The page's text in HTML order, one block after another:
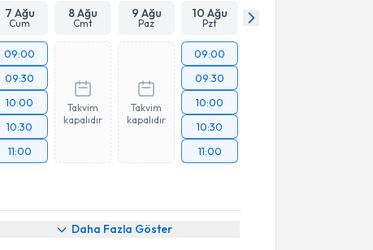
7 Ağu
Cum
8 Ağu
Cmt
9 Ağu
Paz
10 Ağu
Pzt
09:00
09:30
10:00
10:30
11:00
Takvim
kapalıdır
Takvim
kapalıdır
09:00
09:30
10:00
10:30
11:00
Daha Fazla Göster